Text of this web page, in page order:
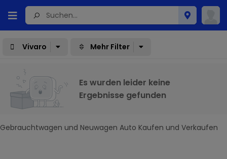
Vivaro Mehr Filter
Es wurden leider keine
Ergebnisse gefunden
Gebrauchtwagen und Neuwagen Auto Kaufen und Verkaufen